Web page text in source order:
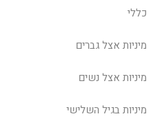
כללי
מיניות אצל גברים
מיניות אצל נשים
מיניות בגיל השלישי